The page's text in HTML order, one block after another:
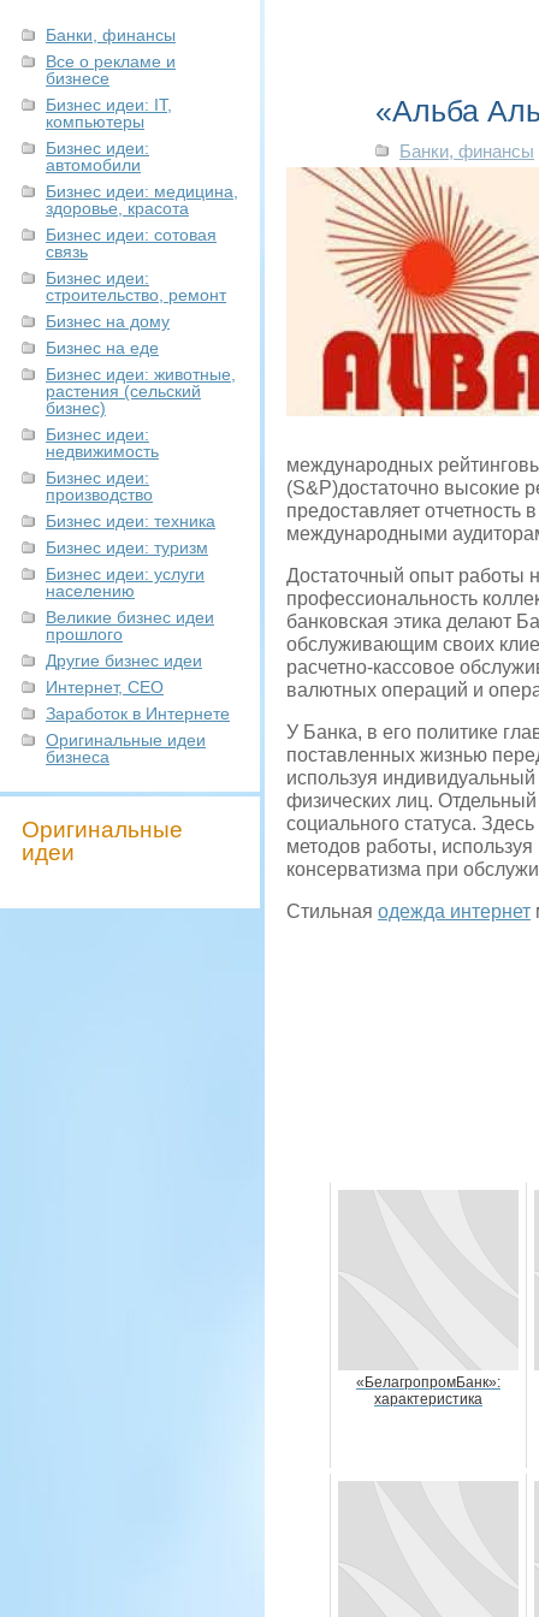
Банки, финансы
Все о рекламе и
бизнесе
Бизнес идеи: IT,
компьютеры
Бизнес идеи:
автомобили
Бизнес идеи: медицина,
здоровье, красота
Бизнес идеи: сотовая
связь
Бизнес идеи:
строительство, ремонт
Бизнес на дому
Бизнес на еде
Бизнес идеи: животные,
растения (сельский
бизнес)
Бизнес идеи:
недвижимость
Бизнес идеи:
производство
Бизнес идеи: техника
Бизнес идеи: туризм
Бизнес идеи: услуги
населению
Великие бизнес идеи
прошлого
Другие бизнес идеи
Интернет, СЕО
Заработок в Интернете
Оригинальные идеи
бизнеса
Оригинальные
идеи
«Альба
Банки, финансы
международных
(S&P)достаточно высокие
предоставляет отчетность
международными
Достаточный опыт работы
профессиональность
банковская этика делают
обслуживающим своих
расчетно-кассовое
валютных операций и
У Банка, в его политике
поставленных жизнью
используя
физических лиц.
социального статуса.
методов работы,
консерватизма при
Стильная одежда интернет
«БелагропромБанк»:
характеристика